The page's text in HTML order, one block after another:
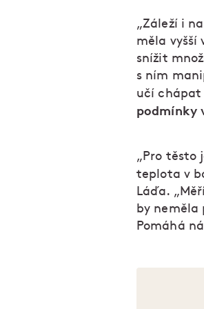
„Záleží i
měla vyšší
snížit
s ním
učí chápat
podmínky
„Pro těsto
teplota v
Láďa.
by neměla
Pomáhá